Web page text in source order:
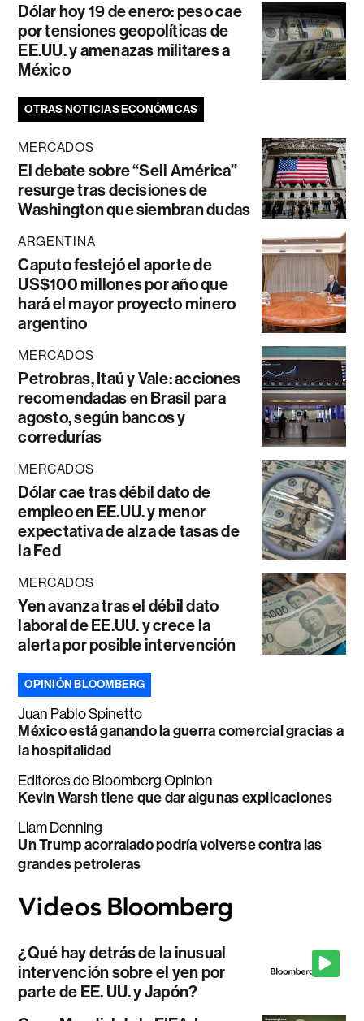
Dólar hoy 19 de enero: peso cae
por tensiones geopolíticas de
EE.UU. y amenazas militares a
México
OTRAS NOTICIAS ECONÓMICAS
MERCADOS
El debate sobre “Sell América”
resurge tras decisiones de
Washington que siembran dudas
ARGENTINA
Caputo festejó el aporte de
US$100 millones por año que
hará el mayor proyecto minero
argentino
MERCADOS
Petrobras, Itaú y Vale: acciones
recomendadas en Brasil para
agosto, según bancos y
corredurías
MERCADOS
Dólar cae tras débil dato de
empleo en EE.UU. y menor
expectativa de alza de tasas de
la Fed
MERCADOS
Yen avanza tras el débil dato
laboral de EE.UU. y crece la
alerta por posible intervención
OPINIÓN BLOOMBERG
Juan Pablo Spinetto
México está ganando la guerra comercial gracias a
la hospitalidad
Editores de Bloomberg Opinion
Kevin Warsh tiene que dar algunas explicaciones
Liam Denning
Un Trump acorralado podría volverse contra las
grandes petroleras
¿Qué hay detrás de la inusual
intervención sobre el yen por
parte de EE. UU. y Japón?